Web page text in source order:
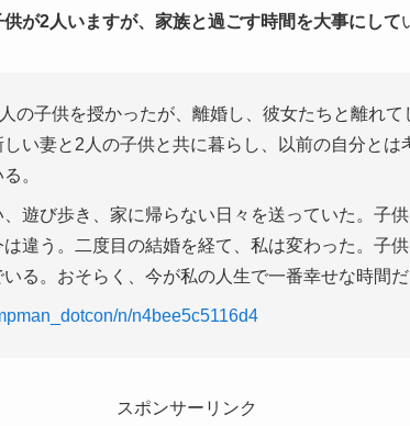
が2人いますが、家族と過ごす時間を大事にして
の子供を授かったが、離婚し、彼女たちと離れて
い妻と2人の子供と共に暮らし、以前の自分とは
。
遊び歩き、家に帰らない日々を送っていた。子
違う。二度目の結婚を経て、私は変わった。子
る。おそらく、今が私の人生で一番幸せな時間だ
n/n4bee5c5116d4
スポンサーリンク